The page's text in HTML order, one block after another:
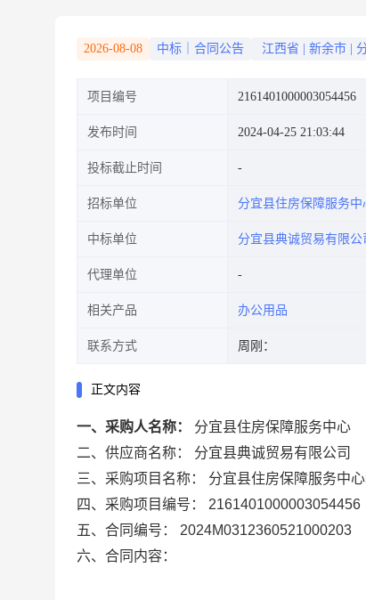
2026-08-08 中标｜合同公告 江西省 新余市
项目编号 2161401000003054456
发布时间 2024-04-25 21:03:44
投标截止时间
招标单位 分宜县住房保障服务中
中标单位 分宜县典诚贸易有限公
代理单位
相关产品 办公用品
联系方式 周刚：
正文内容
一、采购人名称：
分宜县住房保障服务中心
二、供应商名称：
分宜县典诚贸易有限公司
三、采购项目名称：
分宜县住房保障服务中
四、采购项目编号：
2161401000003054456
五、合同编号：
2024M0312360521000203
六、合同内容：